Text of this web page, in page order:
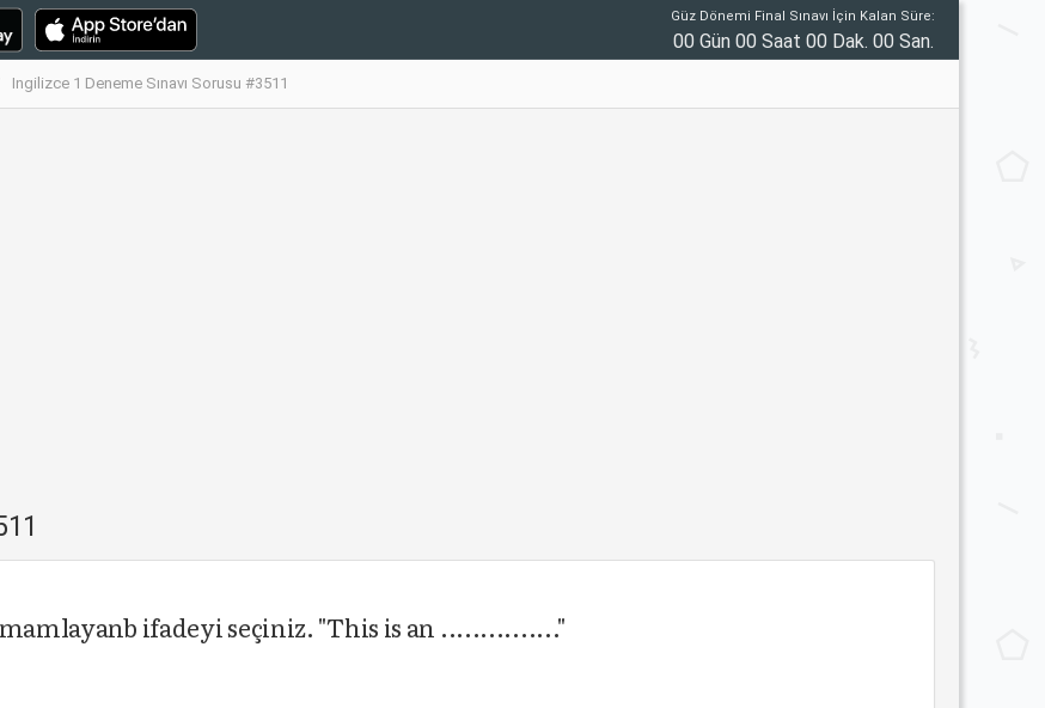
Güz Dönemi Final Sınavı İçin Kalan Süre:
00 Gün 00 Saat 00 Dak. 00 San.
Ingilizce 1 Deneme Sınavı Sorusu #3511
ifadeyi seçiniz. "This is an ..............."